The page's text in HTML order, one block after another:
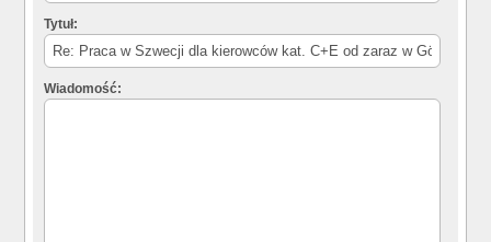
Tytuł:
Wiadomość: